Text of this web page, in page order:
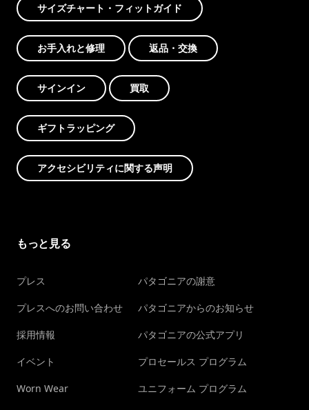
サイズチャート・フィットガイド
お手入れと修理 返品・交換
サインイン 買取
ギフトラッピング
アクセシビリティに関する声明
もっと見る
プレス
プレスへのお問い合わせ
採用情報
イベント
Worn Wear
パタゴニアの謝意
パタゴニアからのお知らせ
パタゴニアの公式アプリ
プロセールス プログラム
ユニフォーム プログラム